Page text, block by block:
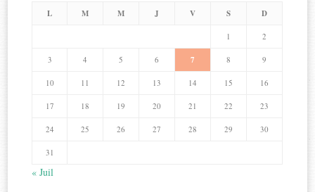
L M M J V S D
1 2
3 4 5 6 7 8 9
10 11 12 13 14 15 16
17 18 19 20 21 22 23
24 25 26 27 28 29 30
31
« Juil